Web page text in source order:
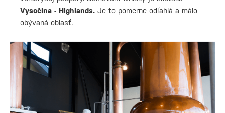
Vysočina - Highlands. Je to pomerne odľahlá a málo
obývaná oblasť.